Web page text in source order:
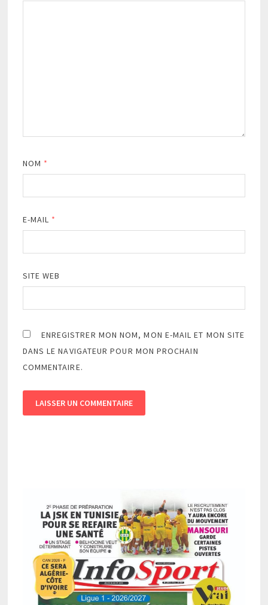
NOM *
E-MAIL *
SITE WEB
ENREGISTRER MON NOM, MON E-MAIL ET MON SITE
DANS LE NAVIGATEUR POUR MON PROCHAIN
COMMENTAIRE.